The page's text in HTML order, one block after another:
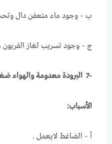
ب – وجود ماء متعفن دال
ج – وجود تسريب لغاز الفريون
-7 البرودة معدومة والهواء ضغطه جيد –
الأسباب:
أ – الضاغط لايعمل .